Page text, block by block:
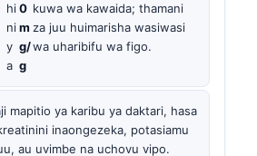
hi
ni
y
a
0
m
g/
g
kuwa wa kawaida; thamani
za juu huimarisha wasiwasi
wa uharibifu wa figo.
mapitio ya karibu ya daktari, hasa
inaongezeka, potasiamu
au uvimbe na uchovu vipo.